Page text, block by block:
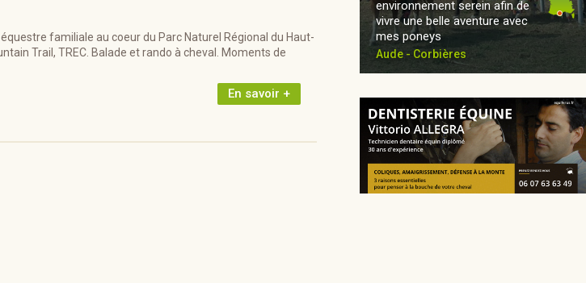
familiale au coeur du Parc Naturel Régional du Haut-
Trail, TREC. Balade et rando à cheval. Moments de
En savoir +
environnement serein afin de
vivre une belle aventure avec
mes poneys
Aude - Corbières